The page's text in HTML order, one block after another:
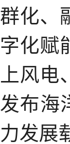
群化、
字化赋
上风
发布海
力发展